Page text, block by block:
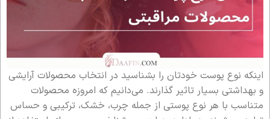
اینکه نوع پوست خودتان را بشناسید در انتخاب محصولات آرایشی
و بهداشتی بسیار تاثیر گذارند. می‌دانیم که امروزه محصولات
متناسب با هر نوع پوستی از جمله چرب، خشک، ترکیبی و حساس